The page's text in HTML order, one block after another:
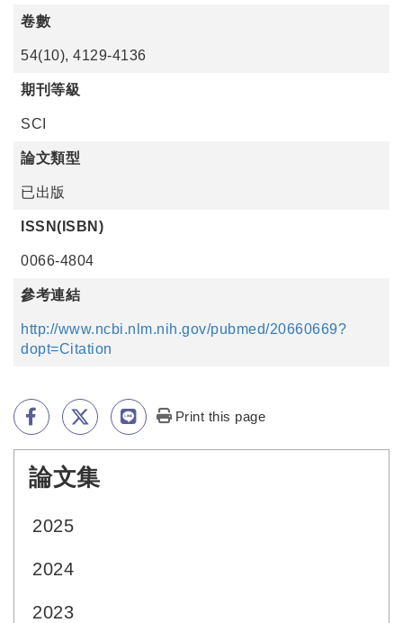
卷數
54(10), 4129-4136
期刊等級
SCI
論文類型
已出版
ISSN(ISBN)
0066-4804
參考連結
http://www.ncbi.nlm.nih.gov/pubmed/20660669?
dopt=Citation
Print this page
論文集
2025
2024
2023